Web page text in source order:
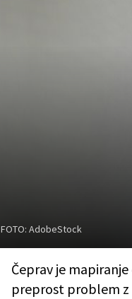
FOTO: AdobeStock
Čeprav je
preprost problem z